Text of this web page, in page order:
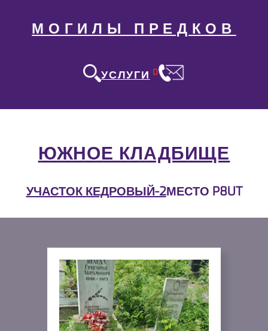
МОГИЛЫ ПРЕДКОВ
УСЛУГИ 0
ЮЖНОЕ КЛАДБИЩЕ
УЧАСТОК КЕДРОВЫЙ-2МЕСТО P8UT